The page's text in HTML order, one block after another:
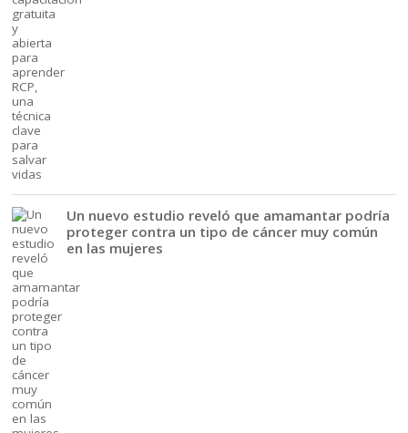
Un nuevo estudio reveló que amamantar podría
proteger contra un tipo de cáncer muy común
en las mujeres